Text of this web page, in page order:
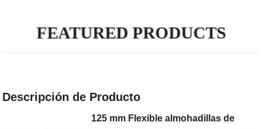
FEATURED PRODUCTS
Descripción de Producto
125 mm Flexible almohadillas de